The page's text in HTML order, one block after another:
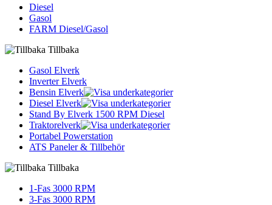
Diesel
Gasol
FARM Diesel/Gasol
Tillbaka
Gasol Elverk
Inverter Elverk
Bensin Elverk
Diesel Elverk
Stand By Elverk 1500 RPM Diesel
Traktorelverk
Portabel Powerstation
ATS Paneler & Tillbehör
Tillbaka
1-Fas 3000 RPM
3-Fas 3000 RPM